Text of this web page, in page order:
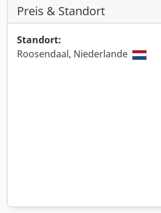
Preis & Standort
Standort:
Roosendaal, Niederlande